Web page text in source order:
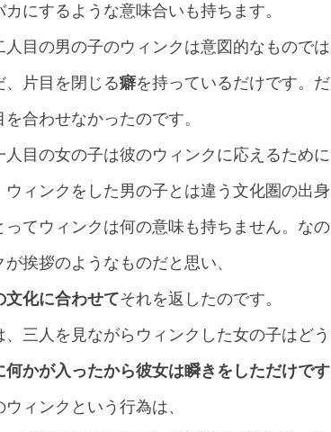
カにするような意味合いも持ちます。
人目の男の子のウィンクは意図的なものでは
、片目を閉じる癖を持っているだけです。だ
合わせなかったのです。
人目の女の子は彼のウィンクに応えるため
ウィンクをした男の子とは違う文化圏の出身
ってウィンクは何の意味も持ちません。なの
が挨拶のようなものだと思い、
文化に合わせてそれを返したのです。
、三人を見ながらウィンクした女の子はどう
何かが入ったから彼女は瞬きをしただけです
ウィンクという行為は、